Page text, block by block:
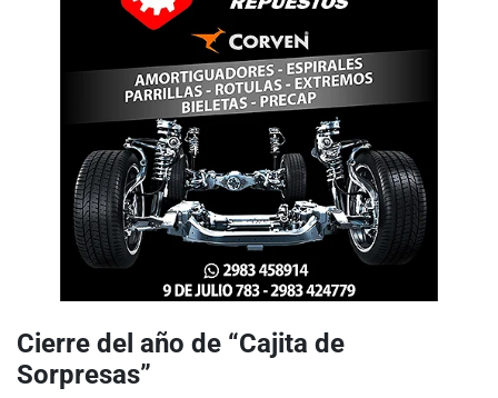
Cierre del año de “Cajita de
Sorpresas”